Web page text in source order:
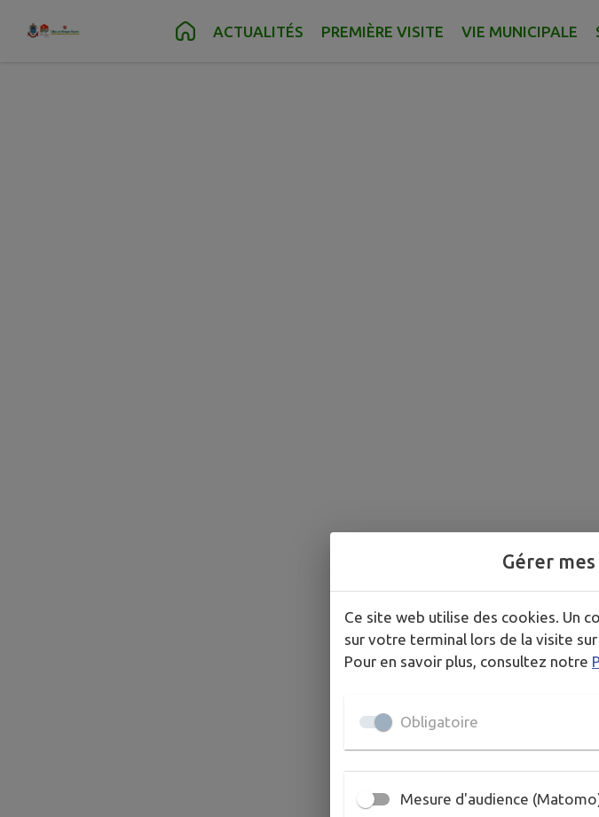
Contenu Recherche Pied de page
ACTUALITÉS PREMIÈRE VISITE VIE MUNICIPALE
404 L'acte
Gérer
Ce site web utilise des cookies. Un
sur votre terminal lors de la visite sur
Pour en savoir plus, consultez notre
Obligatoire
Mesure d'audience